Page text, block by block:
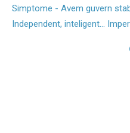
Simptome - Avem guvern
Independent, inteligent...